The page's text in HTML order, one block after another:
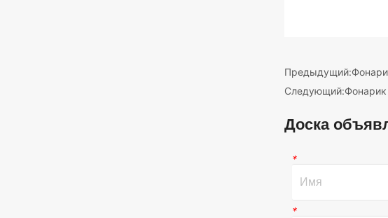
Предыдущий:
Следующий:
Доска
*
*